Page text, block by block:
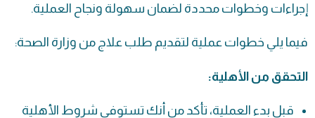
إجراءات وخطوات محددة لضمان سهولة ونجاح العملية.
فيما يلي خطوات عملية لتقديم طلب علاج من وزارة الصحة:
التحقق من الأهلية:
قبل بدء العملية، تأكد من أنك تستوفي شروط الأهلية